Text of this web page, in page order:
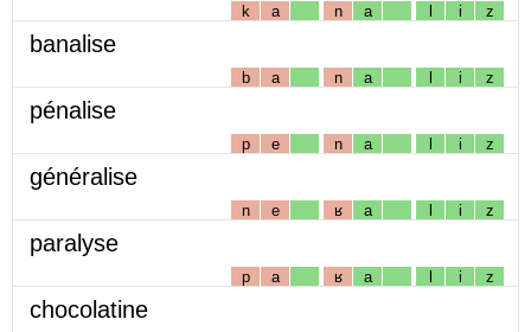
k a n a l i z
banalise
b a n a l i z
pénalise
p e n a l i z
généralise
n e ʁ a l i z
paralyse
p a ʁ a l i z
chocolatine